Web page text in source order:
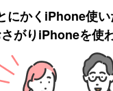
にかくiPhone使い
がりiPhoneを使